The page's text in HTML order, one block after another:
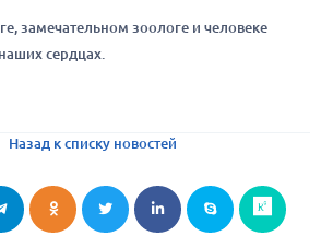
замечательном зоологе и человеке
сердцах.
Назад к списку новостей